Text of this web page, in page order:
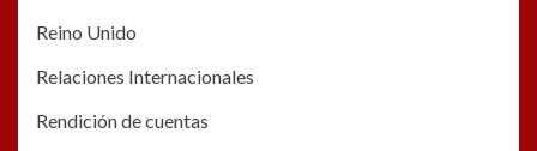
Reino Unido
Relaciones Internacionales
Rendición de cuentas